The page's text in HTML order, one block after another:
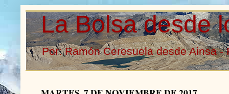
La Bolsa desde
Por: Ramón Ceresuela desde Ainsa -